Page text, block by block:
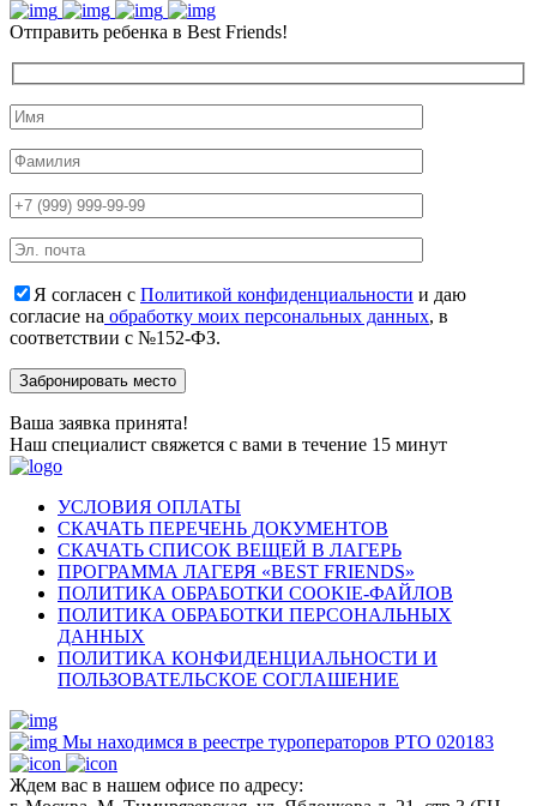
Отправить ребенка в Best Friends!
Я согласен с Политикой конфиденциальности и даю
согласие на обработку моих персональных данных, в
соответствии с №152-ФЗ.
Ваша заявка принята!
Наш специалист свяжется с вами в течение 15 минут
УСЛОВИЯ ОПЛАТЫ
СКАЧАТЬ ПЕРЕЧЕНЬ ДОКУМЕНТОВ
СКАЧАТЬ СПИСОК ВЕЩЕЙ В ЛАГЕРЬ
ПРОГРАММА ЛАГЕРЯ «BEST FRIENDS»
ПОЛИТИКА ОБРАБОТКИ COOKIE-ФАЙЛОВ
ПОЛИТИКА ОБРАБОТКИ ПЕРСОНАЛЬНЫХ
ДАННЫХ
ПОЛИТИКА КОНФИДЕНЦИАЛЬНОСТИ И
ПОЛЬЗОВАТЕЛЬСКОЕ СОГЛАШЕНИЕ
Мы находимся в реестре туроператоров РТО 020183
Ждем вас в нашем офисе по адресу: